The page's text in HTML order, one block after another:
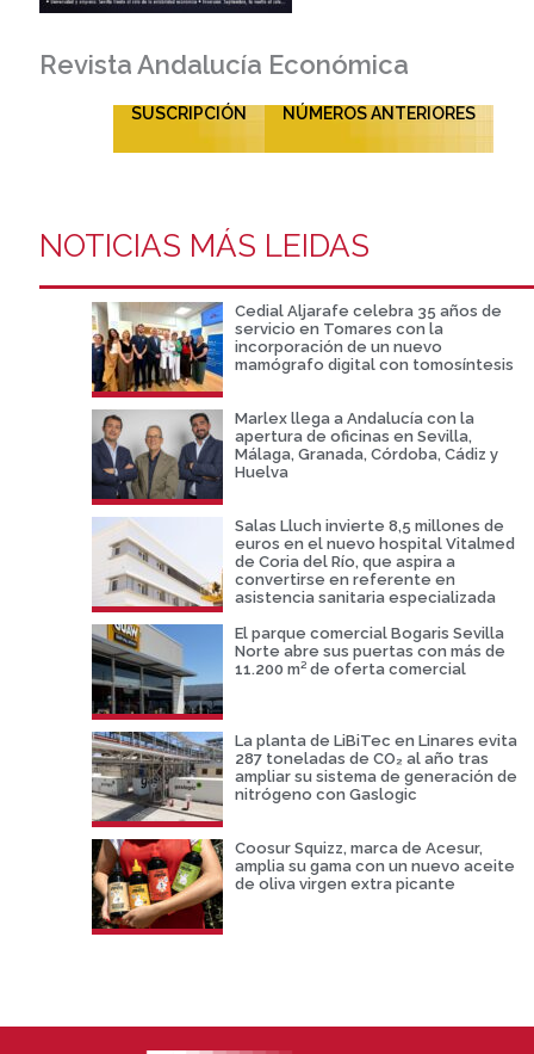
Revista Andalucía Económica
SUSCRIPCIÓN NÚMEROS ANTERIORES
NOTICIAS MÁS LEIDAS
Cedial Aljarafe celebra 35 años de
servicio en Tomares con la
incorporación de un nuevo
mamógrafo digital con tomosíntesis
Marlex llega a Andalucía con la
apertura de oficinas en Sevilla,
Málaga, Granada, Córdoba, Cádiz y
Huelva
Salas Lluch invierte 8,5 millones de
euros en el nuevo hospital Vitalmed
de Coria del Río, que aspira a
convertirse en referente en
asistencia sanitaria especializada
El parque comercial Bogaris Sevilla
Norte abre sus puertas con más de
11.200 m² de oferta comercial
La planta de LiBiTec en Linares evita
287 toneladas de CO₂ al año tras
ampliar su sistema de generación de
nitrógeno con Gaslogic
Coosur Squizz, marca de Acesur,
amplia su gama con un nuevo aceite
de oliva virgen extra picante